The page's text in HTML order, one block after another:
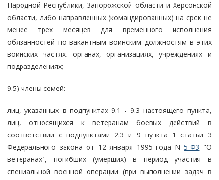
Народной Республики, Запорожской области и Херсонской
области, либо направленных (командированных) на срок не
менее трех месяцев для временного исполнения
обязанностей по вакантным воинским должностям в этих
воинских частях, органах, организациях, учреждениях и
подразделениях;
9.5) члены семей:
лиц, указанных в подпунктах 9.1 - 9.3 настоящего пункта,
лиц, относящихся к ветеранам боевых действий в
соответствии с подпунктами 2.3 и 9 пункта 1 статьи 3
Федерального закона от 12 января 1995 года N5-ФЗ "О
ветеранах", погибших (умерших) в период участия в
специальной военной операции (при выполнении задач в